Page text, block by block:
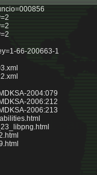
66-200663-1
2004:079
2006:212
2006:213